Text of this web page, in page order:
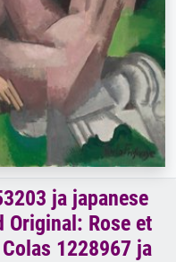
ja japanese
Original: Rose et
1228967 ja